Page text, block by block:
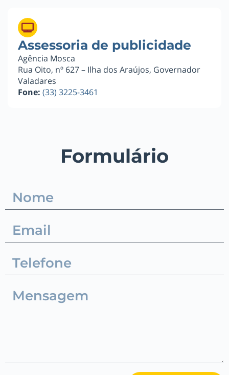
Assessoria de publicidade
Agência Mosca
Rua Oito, nº 627 – Ilha dos Araújos, Governador
Valadares
Fone: (33) 3225-3461
Formulário